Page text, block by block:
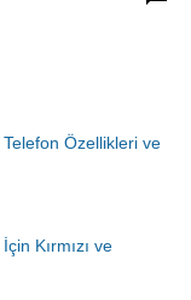
Telefon Özellikleri ve
Kırmızı ve